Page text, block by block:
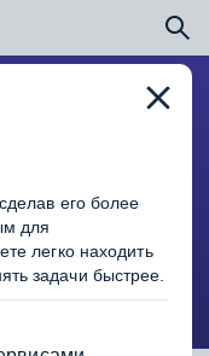
102-
его более
для
легко находить
задачи быстрее.